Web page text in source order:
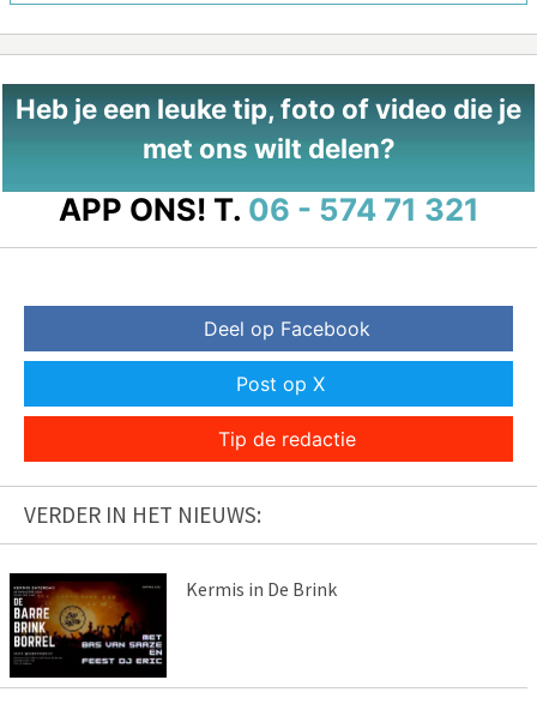
Heb je een leuke tip, foto of video die je
met ons wilt delen?
APP ONS! T. 06 - 574 71 321
Deel op Facebook
Post op X
Tip de redactie
VERDER IN HET NIEUWS:
Kermis in De Brink